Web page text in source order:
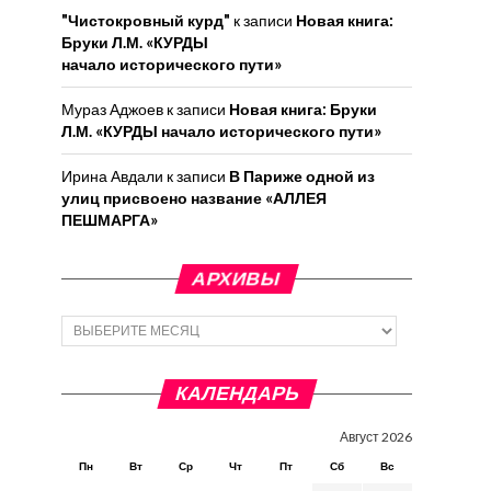
"Чистокровный курд" к записи Новая книга:
Бруки Л.М. «КУРДЫ
начало исторического пути»
Мураз Аджоев к записи Новая книга: Бруки
Л.М. «КУРДЫ начало исторического пути»
Ирина Авдали к записи В Париже одной из
улиц присвоено название «АЛЛЕЯ
ПЕШМАРГА»
АРХИВЫ
Архивы
КАЛЕНДАРЬ
Август 2026
Пн Вт Ср Чт Пт Сб Вс